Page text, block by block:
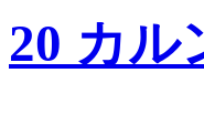
20 カル